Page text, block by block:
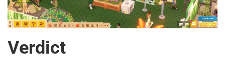
Verdict